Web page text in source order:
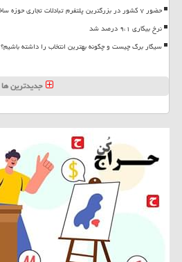
حضور ۷ کشور در بزرگترین پلتفرم تبادلات تجاری حوزه ساخت وساز
نرخ بیکاری ۹،۱ درصد شد
سیگار برگ چیست و چگونه بهترین انتخاب را داشته باشیم؟
جدیدترین ها